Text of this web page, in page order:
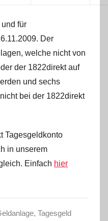
für
Der
welche nicht von
der 1822direkt auf
und sechs
bei der 1822direkt
Tagesgeldkonto
in unserem
Einfach hier
, Tagesgeld